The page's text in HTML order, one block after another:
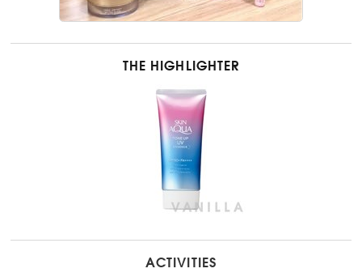
THE HIGHLIGHTER
ACTIVITIES